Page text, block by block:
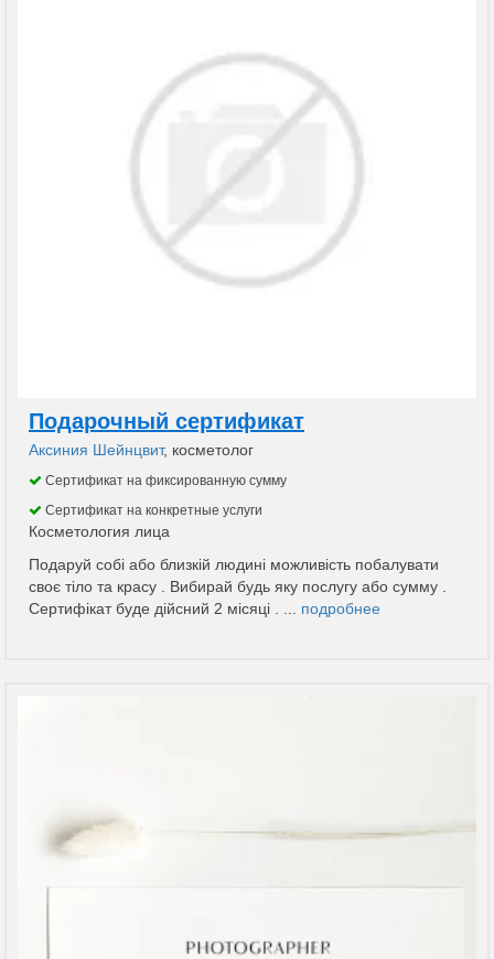
Подарочный сертификат
Аксиния Шейнцвит, косметолог
Сертификат на фиксированную сумму
Сертификат на конкретные услуги
Косметология лица
Подаруй собі або близкій людині можливість побалувати
своє тіло та красу . Вибирай будь яку послугу або сумму .
Сертифікат буде дійсний 2 місяці . ... подробнее